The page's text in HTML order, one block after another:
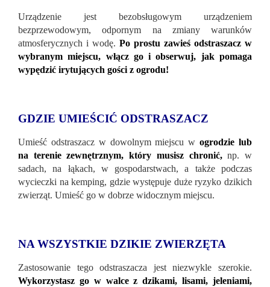
Urządzenie jest bezobsługowym urządzeniem
bezprzewodowym, odpornym na zmiany warunków
atmosferycznych i wodę. Po prostu zawieś odstraszacz w
wybranym miejscu, włącz go i obserwuj, jak pomaga
wypędzić irytujących gości z ogrodu!
GDZIE UMIEŚCIĆ ODSTRASZACZ
Umieść odstraszacz w dowolnym miejscu wogrodzie lub
na terenie zewnętrznym, który musisz chronić,np. w
sadach, na łąkach, w gospodarstwach, a także podczas
wycieczki na kemping, gdzie występuje duże ryzyko dzikich
zwierząt. Umieść go w dobrze widocznym miejscu.
NA WSZYSTKIE DZIKIE ZWIERZĘTA
Zastosowanie tego odstraszacza jest niezwykle szerokie.
Wykorzystasz go w walce z dzikami, lisami, jeleniami,